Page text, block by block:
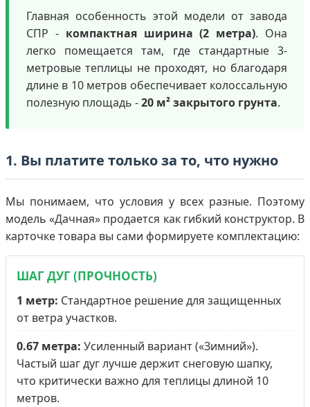
Главная особенность этой модели от завода
СПР - компактная ширина (2 метра). Она
легко помещается там, где стандартные 3-
метровые теплицы не проходят, но благодаря
длине в 10 метров обеспечивает колоссальную
полезную площадь -20 м² закрытого грунта.
1. Вы платите только за то, что нужно
Мы понимаем, что условия у всех разные. Поэтому
модель «Дачная» продается как гибкий конструктор. В
карточке товара вы сами формируете комплектацию:
ШАГ ДУГ (ПРОЧНОСТЬ)
1 метр: Стандартное решение для защищенных
от ветра участков.
0.67 метра: Усиленный вариант («Зимний»).
Частый шаг дуг лучше держит снеговую шапку,
что критически важно для теплицы длиной 10
метров.